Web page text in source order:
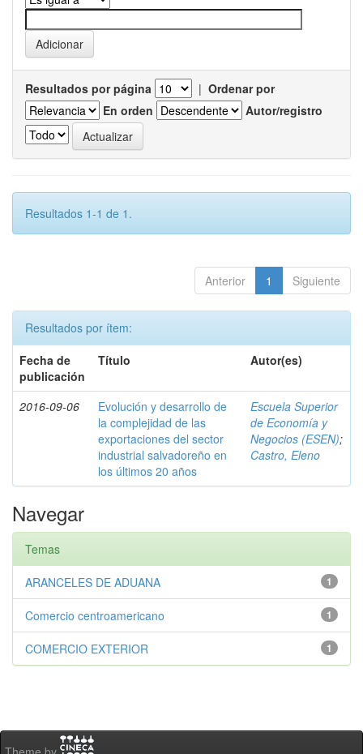
Resultados por página | Ordenar por
En orden
Autor/registro
Resultados 1-1 de 1.
Anterior 1 Siguiente
Resultados por ítem:
Fecha de
publicación
Título Autor(es)
2016-09-06
Evolución y desarrollo de
la complejidad de las
exportaciones del sector
industrial salvadoreño en
los últimos 20 años
Escuela Superior
de Economía y
Negocios (ESEN);
Castro, Eleno
Navegar
Temas
1
ARANCELES DE ADUANA
1
Comercio centroamericano
1
COMERCIO EXTERIOR